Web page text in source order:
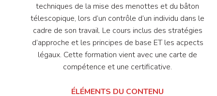
techniques de la mise des menottes et du bâton
télescopique, lors d’un contrôle d’un individu dans le
cadre de son travail. Le cours inclus des stratégies
d’approche et les principes de base ET les acpects
légaux. Cette formation vient avec une carte de
compétence et une certificative.
ÉLÉMENTS DU CONTENU